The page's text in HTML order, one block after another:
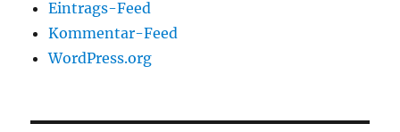
Eintrags-Feed
Kommentar-Feed
WordPress.org